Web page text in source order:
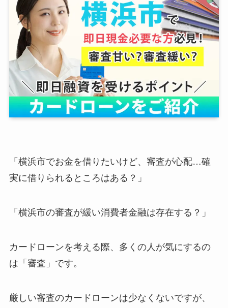
「横浜市でお金を借りたいけど、審査が心配…確
実に借りられるところはある？」
「横浜市の審査が緩い消費者金融は存在する？」
カードローンを考える際、多くの人が気にするの
は「審査」です。
厳しい審査のカードローンは少なくないですが、